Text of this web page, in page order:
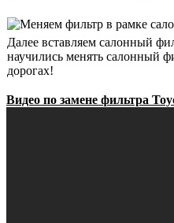
Далее вставляем салонный
научились менять салонный
дорогах!
Видео по замене фильтра